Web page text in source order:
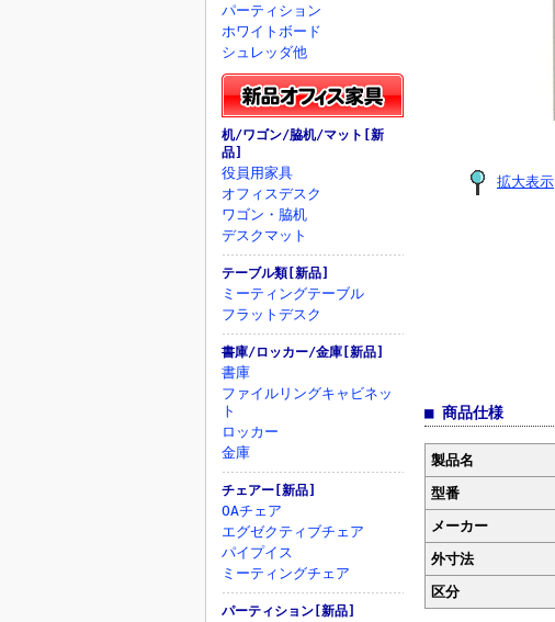
パーティション
ホワイトボード
シュレッダ他
机/ワゴン/脇机/マット[新
品]
役員用家具
オフィスデスク
ワゴン・脇机
デスクマット
テーブル類[新品]
ミーティングテーブル
フラットデスク
書庫/ロッカー/金庫[新品]
書庫
ファイルリングキャビネッ
ト
ロッカー
金庫
チェアー[新品]
OAチェア
エグゼクティブチェア
パイプイス
ミーティングチェア
パーティション[新品]
拡大表示
■ 商品仕様
製品名
型番
メーカー
外寸法
区分